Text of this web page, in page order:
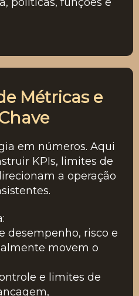
Métricas e
em números. Aqui
KPIs, limites de
a operação
desempenho, risco e
movem o
e limites de